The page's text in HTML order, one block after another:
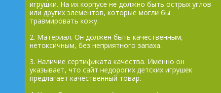
игрушки. На их корпусе не должно быть острых углов
или других элементов, которые могли бы
травмировать кожу.
2. Материал. Он должен быть качественным,
нетоксичным, без неприятного запаха.
3. Наличие сертификата качества. Именно он
указывает, что сайт недорогих детских игрушек
предлагает качественный товар.